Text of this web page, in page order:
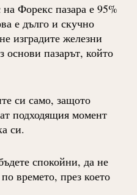
Форекс пазара е 95%
е дълго и скучно
изградите железни
основи пазарът, който
си само, защото
подходящия момент
си.
спокойни, да не
времето, през което